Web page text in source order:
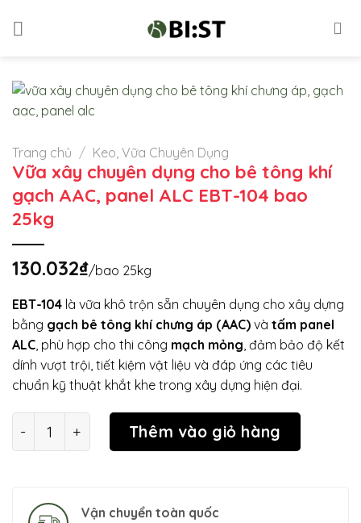
Trang chủ / Keo, Vữa Chuyên Dụng
Vữa xây chuyên dụng cho bê tông khí
gạch AAC, panel ALC EBT-104 bao
25kg
130.032₫/bao 25kg
EBT-104 là vữa khô trộn sẵn chuyên dụng cho xây dựng
bằng gạch bê tông khí chưng áp (AAC) và tấm panel
ALC , phù hợp cho thi công mạch mỏng , đảm bảo độ kết
dính vượt trội, tiết kiệm vật liệu và đáp ứng các tiêu
chuẩn kỹ thuật khắt khe trong xây dựng hiện đại.
Vữa xây chuyên dụng cho bê tông khí gạch AAC,
Thêm vào giỏ hàng
Vận chuyển toàn quốc